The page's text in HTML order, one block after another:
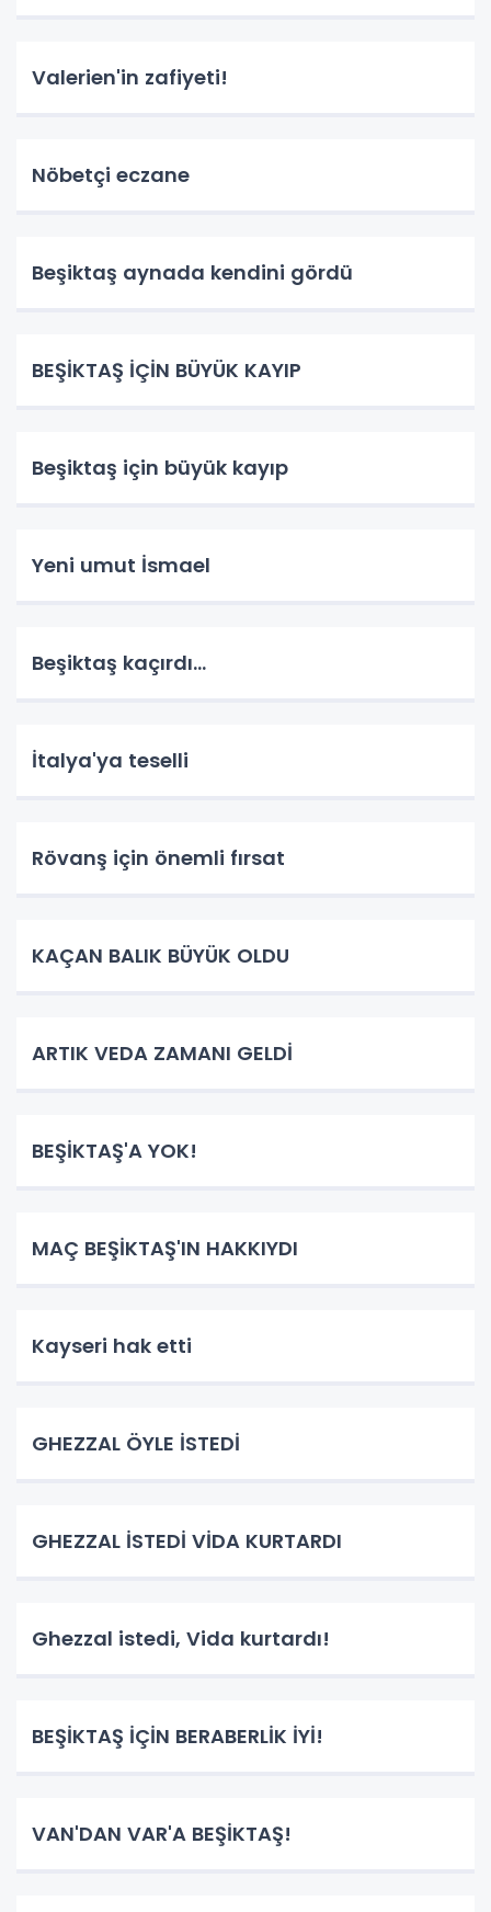
Valerien'in zafiyeti!
Nöbetçi eczane
Beşiktaş aynada kendini gördü
BEŞİKTAŞ İÇİN BÜYÜK KAYIP
Beşiktaş için büyük kayıp
Yeni umut İsmael
Beşiktaş kaçırdı...
İtalya'ya teselli
Rövanş için önemli fırsat
KAÇAN BALIK BÜYÜK OLDU
ARTIK VEDA ZAMANI GELDİ
BEŞİKTAŞ'A YOK!
MAÇ BEŞİKTAŞ'IN HAKKIYDI
Kayseri hak etti
GHEZZAL ÖYLE İSTEDİ
GHEZZAL İSTEDİ VİDA KURTARDI
Ghezzal istedi, Vida kurtardı!
BEŞİKTAŞ İÇİN BERABERLİK İYİ!
VAN'DAN VAR'A BEŞİKTAŞ!